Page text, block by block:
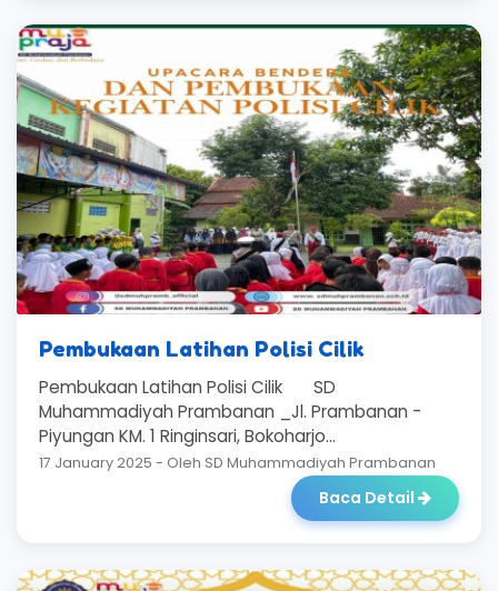
Pembukaan Latihan Polisi Cilik
Pembukaan Latihan Polisi Cilik SD
Muhammadiyah Prambanan _Jl. Prambanan -
Piyungan KM. 1 Ringinsari, Bokoharjo...
17 January 2025 - Oleh SD Muhammadiyah Prambanan
Baca Detail